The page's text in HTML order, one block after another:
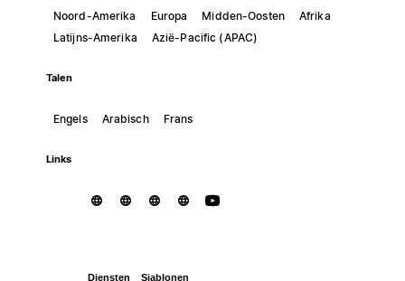
Noord-Amerika Europa Midden-Oosten
Afrika
Latijns-Amerika
Azië-Pacific (APAC)
Talen
Engels Arabisch Frans
Links
Diensten Sjablonen